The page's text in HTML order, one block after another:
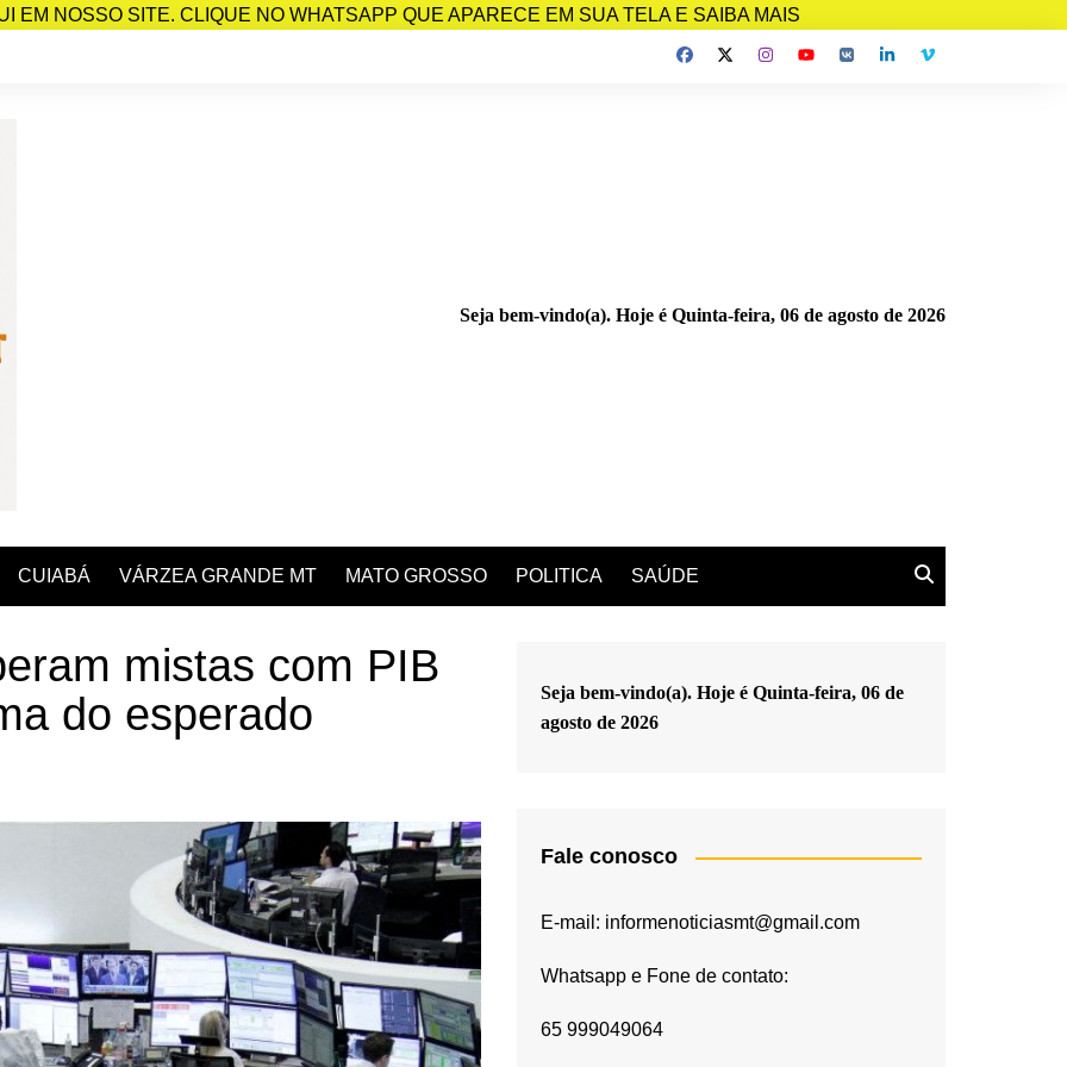
EM NOSSO SITE. CLIQUE NO WHATSAPP QUE APARECE EM SUA TELA E SAIBA MAIS
Seja bem-vindo(a). Hoje é Quinta-feira, 06 de agosto de 2026
CUIABÁ VÁRZEA GRANDE MT MATO GROSSO POLITICA SAÚDE
mistas com PIB
do esperado
Seja bem-vindo(a). Hoje é Quinta-feira, 06 de
agosto de 2026
Fale conosco
E-mail: informenoticiasmt@gmail.com
Whatsapp e Fone de contato:
65 999049064